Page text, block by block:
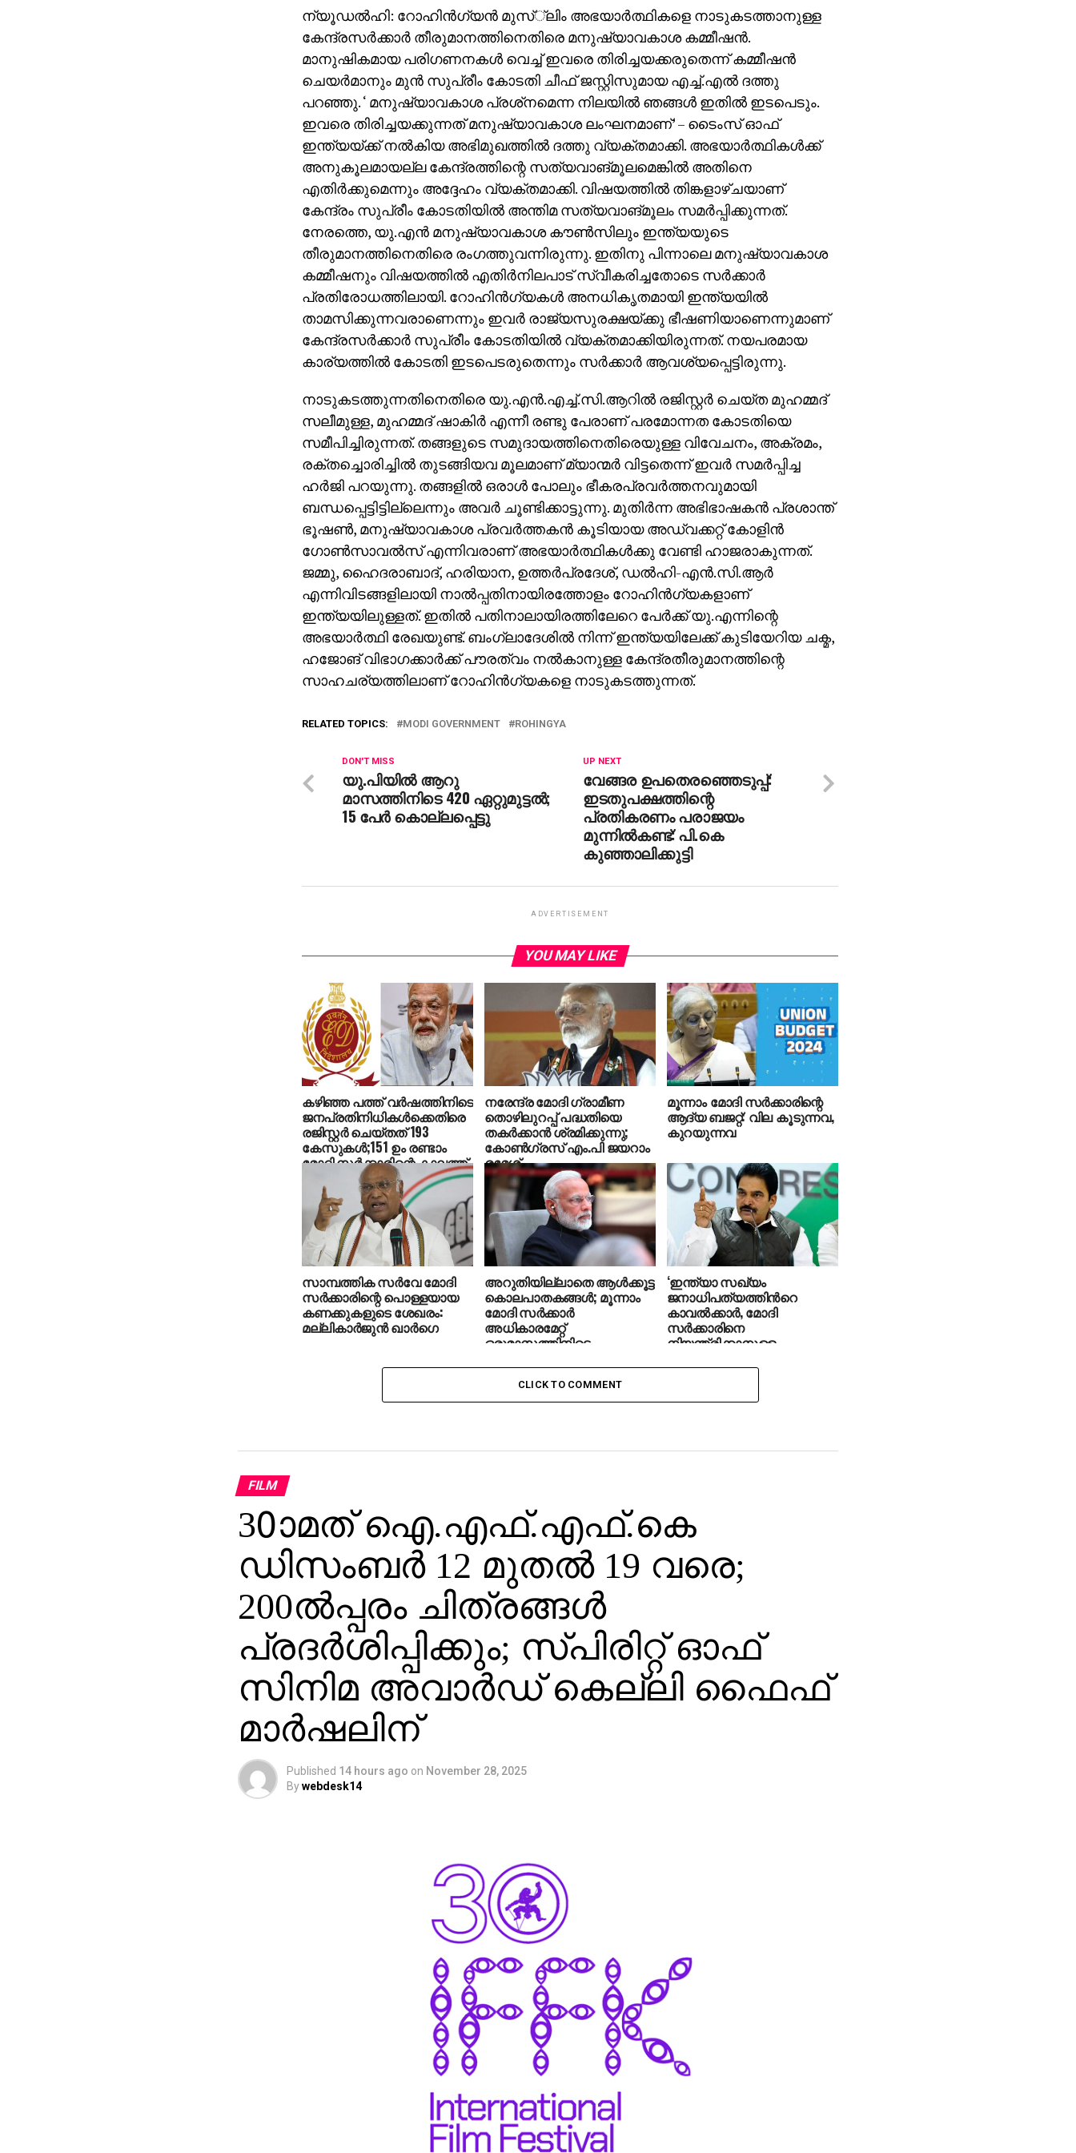
ന്യൂഡല്‍ഹി: റോഹിന്‍ഗ്യന്‍ മുസ്്‌ലിം അഭയാര്‍ത്ഥികളെ നാടുകടത്താനുള്ള
കേന്ദ്രസര്‍ക്കാര്‍ തീരുമാനത്തിനെതിരെ മനുഷ്യാവകാശ കമ്മീഷന്‍.
മാനുഷികമായ പരിഗണനകള്‍ വെച്ച് ഇവരെ തിരിച്ചയക്കരുതെന്ന് കമ്മീഷന്‍
ചെയര്‍മാനും മുന്‍ സുപ്രീം കോടതി ചീഫ് ജസ്റ്റിസുമായ എച്ച്.എല്‍ ദത്തു
പറഞ്ഞു. ‘ മനുഷ്യാവകാശ പ്രശ്‌നമെന്ന നിലയില്‍ ഞങ്ങള്‍ ഇതില്‍ ഇടപെടും.
ഇവരെ തിരിച്ചയക്കുന്നത് മനുഷ്യാവകാശ ലംഘനമാണ്’ – ടൈംസ് ഓഫ്
ഇന്ത്യയ്ക്ക് നല്‍കിയ അഭിമുഖത്തില്‍ ദത്തു വ്യക്തമാക്കി. അഭയാര്‍ത്ഥികള്‍ക്ക്
അനുകൂലമായല്ല കേന്ദ്രത്തിന്റെ സത്യവാങ്മൂലമെങ്കില്‍ അതിനെ
എതിര്‍ക്കുമെന്നും അദ്ദേഹം വ്യക്തമാക്കി. വിഷയത്തില്‍ തിങ്കളാഴ്ചയാണ്
കേന്ദ്രം സുപ്രീം കോടതിയില്‍ അന്തിമ സത്യവാങ്മൂലം സമര്‍പ്പിക്കുന്നത്.
നേരത്തെ, യു.എന്‍ മനുഷ്യാവകാശ കൗണ്‍സിലും ഇന്ത്യയുടെ
തീരുമാനത്തിനെതിരെ രംഗത്തുവന്നിരുന്നു. ഇതിനു പിന്നാലെ മനുഷ്യാവകാശ
കമ്മീഷനും വിഷയത്തില്‍ എതിര്‍നിലപാട് സ്വീകരിച്ചതോടെ സര്‍ക്കാര്‍
പ്രതിരോധത്തിലായി. റോഹിന്‍ഗ്യകള്‍ അനധികൃതമായി ഇന്ത്യയില്‍
താമസിക്കുന്നവരാണെന്നും ഇവര്‍ രാജ്യസുരക്ഷയ്ക്കു ഭീഷണിയാണെന്നുമാണ്
കേന്ദ്രസര്‍ക്കാര്‍ സുപ്രീം കോടതിയില്‍ വ്യക്തമാക്കിയിരുന്നത്. നയപരമായ
കാര്യത്തില്‍ കോടതി ഇടപെടരുതെന്നും സര്‍ക്കാര്‍ ആവശ്യപ്പെട്ടിരുന്നു.
നാടുകടത്തുന്നതിനെതിരെ യു.എന്‍.എച്ച്.സി.ആറില്‍ രജിസ്റ്റര്‍ ചെയ്ത മുഹമ്മദ്
സലീമുള്ള, മുഹമ്മദ് ഷാകിര്‍ എന്നീ രണ്ടു പേരാണ് പരമോന്നത കോടതിയെ
സമീപിച്ചിരുന്നത്. തങ്ങളുടെ സമുദായത്തിനെതിരെയുള്ള വിവേചനം, അക്രമം,
രക്തച്ചൊരിച്ചില്‍ തുടങ്ങിയവ മൂലമാണ് മ്യാന്മര്‍ വിട്ടതെന്ന് ഇവര്‍ സമര്‍പ്പിച്ച
ഹര്‍ജി പറയുന്നു. തങ്ങളില്‍ ഒരാള്‍ പോലും ഭീകരപ്രവര്‍ത്തനവുമായി
ബന്ധപ്പെട്ടിട്ടില്ലെന്നും അവര്‍ ചൂണ്ടിക്കാട്ടുന്നു. മുതിര്‍ന്ന അഭിഭാഷകന്‍ പ്രശാന്ത്
ഭൂഷണ്‍, മനുഷ്യാവകാശ പ്രവര്‍ത്തകന്‍ കൂടിയായ അഡ്വക്കറ്റ് കോളിന്‍
ഗോണ്‍സാവല്‍സ് എന്നിവരാണ് അഭയാര്‍ത്ഥികള്‍ക്കു വേണ്ടി ഹാജരാകുന്നത്.
ജമ്മു, ഹൈദരാബാദ്, ഹരിയാന, ഉത്തര്‍പ്രദേശ്, ഡല്‍ഹി-എന്‍.സി.ആര്‍
എന്നിവിടങ്ങളിലായി നാല്‍പ്പതിനായിരത്തോളം റോഹിന്‍ഗ്യകളാണ്
ഇന്ത്യയിലുള്ളത്. ഇതില്‍ പതിനാലായിരത്തിലേറെ പേര്‍ക്ക് യു.എന്നിന്റെ
അഭയാര്‍ത്ഥി രേഖയുണ്ട്. ബംഗ്ലാദേശില്‍ നിന്ന് ഇന്ത്യയിലേക്ക് കുടിയേറിയ ചക്മ,
ഹജോങ് വിഭാഗക്കാര്‍ക്ക് പൗരത്വം നല്‍കാനുള്ള കേന്ദ്രതീരുമാനത്തിന്റെ
സാഹചര്യത്തിലാണ് റോഹിന്‍ഗ്യകളെ നാടുകടത്തുന്നത്.
RELATED TOPICS: MODI GOVERNMENT ROHINGYA
UP NEXT
വേങ്ങര ഉപതെരഞ്ഞെടുപ്പ്:
ഇടതുപക്ഷത്തിന്റെ
പ്രതികരണം പരാജയം
മുന്നില്‍കണ്ട്: പി.കെ
കുഞ്ഞാലിക്കുട്ടി
DON'T MISS
യു.പിയില്‍ ആറു
മാസത്തിനിടെ 420 ഏറ്റുമുട്ടല്‍;
15 പേര്‍ കൊല്ലപ്പെട്ടു
ADVERTISEMENT
YOU MAY LIKE
കഴിഞ്ഞ പത്ത് വര്‍ഷത്തിനിടെ
ജനപ്രതിനിധികള്‍ക്കെതിരെ
രജിസ്റ്റര്‍ ചെയ്തത് 193
കേസുകള്‍;151 ഉം രണ്ടാം
മോദി സര്‍ക്കാരിന്റെ കാലത്ത്‌
നരേന്ദ്ര മോദി ഗ്രാമീണ
തൊഴിലുറപ്പ് പദ്ധതിയെ
തകര്‍ക്കാന്‍ ശ്രമിക്കുന്നു;
കോണ്‍ഗ്രസ് എം.പി ജയറാം
രമേശ്
മൂന്നാം മോദി സര്‍ക്കാരിന്റെ
ആദ്യ ബജറ്റ്: വില കൂടുന്നവ,
കുറയുന്നവ
സാമ്പത്തിക സർവേ മോദി
സർക്കാരിന്റെ പൊള്ളയായ
കണക്കുകളുടെ ശേഖരം:
മല്ലികാർജുൻ ഖാർഗെ
അറുതിയില്ലാതെ ആൾക്കൂട്ട
കൊലപാതകങ്ങൾ; മൂന്നാം
മോദി സർക്കാർ
അധികാരമേറ്റ്
ഒരുമാസത്തിനിടെ
‘ഇന്ത്യാ സഖ്യം
ജനാധിപത്യത്തിന്‍റെ
കാവല്‍ക്കാർ, മോദി
സർക്കാരിനെ
നിയന്ത്രിക്കാനുള്ള
ശബ്ദമായി നിലകൊള്ളും’:
CLICK TO COMMENT
FILM
30ാമത് ഐ.എഫ്.എഫ്.കെ
ഡിസംബര്‍ 12 മുതല്‍ 19 വരെ;
200ല്‍പ്പരം ചിത്രങ്ങള്‍
പ്രദര്‍ശിപ്പിക്കും; സ്പിരിറ്റ് ഓഫ്
സിനിമ അവാര്‍ഡ് കെല്ലി ഫൈഫ്
മാര്‍ഷലിന്
Published 14 hours ago on November 28, 2025
Bywebdesk14